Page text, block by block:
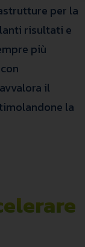
per la
risultati e
più
il
la